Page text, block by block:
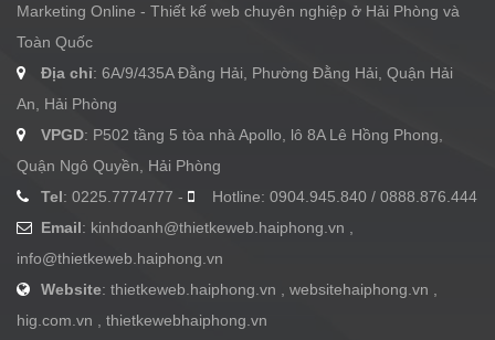
Marketing Online - Thiết kế web chuyên nghiệp ở Hải Phòng và
Toàn Quốc
Địa chỉ: 6A/9/435A Đằng Hải, Phường Đằng Hải, Quận Hải
An, Hải Phòng
VPGD: P502 tầng 5 tòa nhà Apollo, lô 8A Lê Hồng Phong,
Quận Ngô Quyền, Hải Phòng
Tel: 0225.7774777 -
Hotline: 0904.945.840 / 0888.876.444
Email: kinhdoanh@thietkeweb.haiphong.vn
info@thietkeweb.haiphong.vn
Website: thietkeweb.haiphong.vn , websitehaiphong.vn ,
hig.com.vn , thietkewebhaiphong.vn